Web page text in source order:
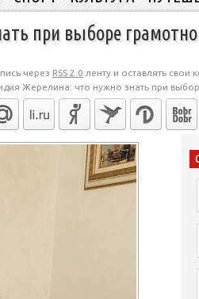
при выборе
через RSS 2.0 ленту и оставлять свои
Жерелина: что нужно знать при